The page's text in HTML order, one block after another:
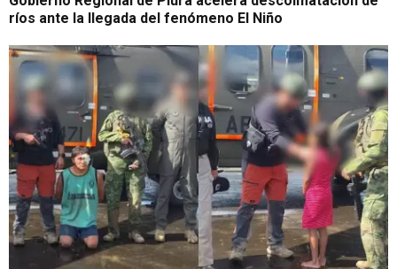
ríos ante la llegada del fenómeno El Niño